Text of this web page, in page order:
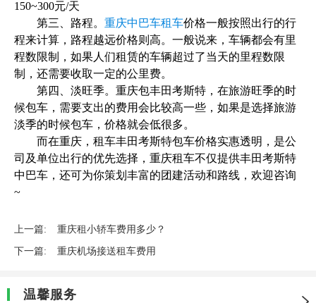
150~300元/天
第三、路程。 重庆中巴车租车价格一般按照出行的行
程来计算，路程越远价格则高。一般说来，车辆都会有里
程数限制，如果人们租赁的车辆超过了当天的里程数限
制，还需要收取一定的公里费。
第四、淡旺季。重庆包丰田考斯特，在旅游旺季的时
候包车，需要支出的费用会比较高一些，如果是选择旅游
淡季的时候包车，价格就会低很多。
而在重庆，租车丰田考斯特包车价格实惠透明，是公
司及单位出行的优先选择，重庆租车不仅提供丰田考斯特
中巴车，还可为你策划丰富的团建活动和路线，欢迎咨询
~
上一篇: 重庆租小轿车费用多少？
下一篇: 重庆机场接送租车费用
温馨服务